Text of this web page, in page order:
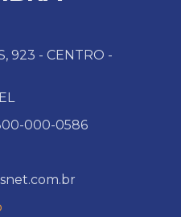
923 - CENTRO -
000-0586